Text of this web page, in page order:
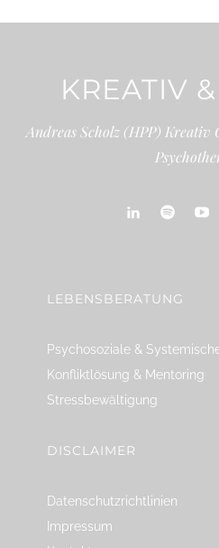
KREATIV
Andreas Scholz (HPP)
LEBENSBERATUNG
Psychosoziale &
Konfliktlösung & Mentoring
Stressbewältigung
DISCLAIMER
Datenschutzrichtlinien
Impressum